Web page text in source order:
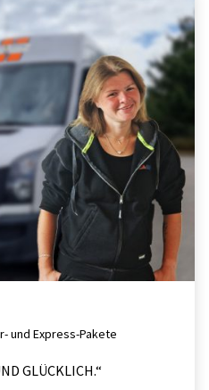
und Express-Pakete
GLÜCKLICH.“